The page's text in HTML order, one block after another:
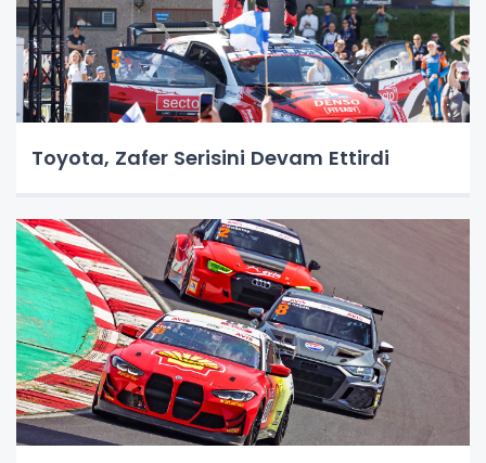
Toyota, Zafer Serisini Devam Ettirdi